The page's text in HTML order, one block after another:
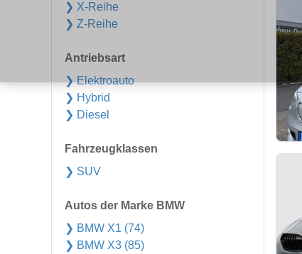
❯ X-Reihe
❯ Z-Reihe
Antriebsart
❯ Elektroauto
❯ Hybrid
❯ Diesel
Fahrzeugklassen
❯ SUV
Autos der Marke BMW
❯ BMW X1 (74)
❯ BMW X3 (85)